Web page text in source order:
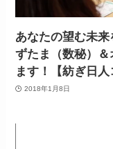
あなたの望む未
ずたま（数秘）
ます！【紡ぎ日人
2018年1月8日